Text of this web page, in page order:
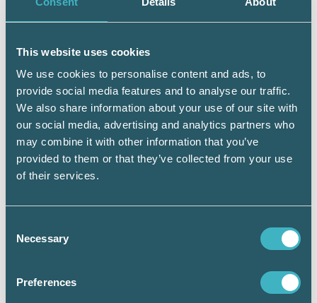
This website uses cookies
We use cookies to personalise content and ads, to
provide social media features and to analyse our traffic.
We also share information about your use of our site with
our social media, advertising and analytics partners who
may combine it with other information that you’ve
provided to them or that they’ve collected from your use
of their services.
Selection
Necessary
Preferences
– Vi tar ett otroligt ansvar för våra kunder och
tänka på det. Ett vardagligt samtal innehåller
rådgivning eller uppslag till det. Rådgivning
handlar inte enbart om bara stora saker som
generationsskifte, skatteplanering eller
omstrukturering. Det kan gälla en vanlig
periodisering. Sänk trösklarna!